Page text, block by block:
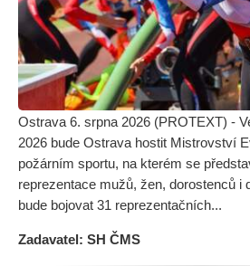
Ostrava 6. srpna 2026 (PROTEXT) -
2026 bude Ostrava hostit Mistrovství
požárním sportu, na kterém se
reprezentace mužů, žen, dorostenců i
bude bojovat 31 reprezentačních...
Zadavatel: SH ČMS